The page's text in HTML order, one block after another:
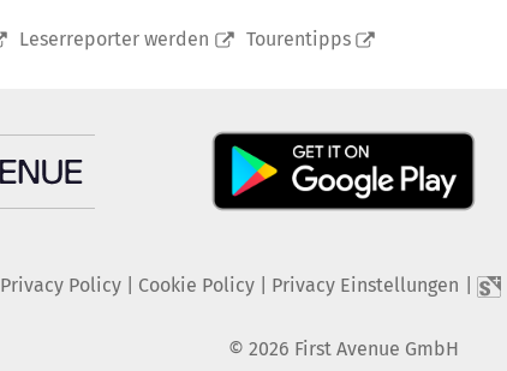
Leserreporter werden Tourentipps
Privacy Policy| Cookie Policy| Privacy Einstellungen
© 2026 First Avenue GmbH